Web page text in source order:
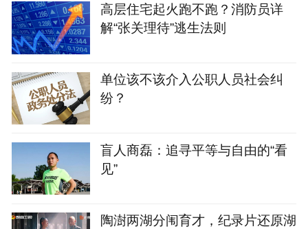
高层住宅起火跑不跑？消防员详
解“张关理待”逃生法则
单位该不该介入公职人员社会纠
纷？
盲人商磊：追寻平等与自由的“看
见”
陶澍两湖分闱育才，纪录片还原湖